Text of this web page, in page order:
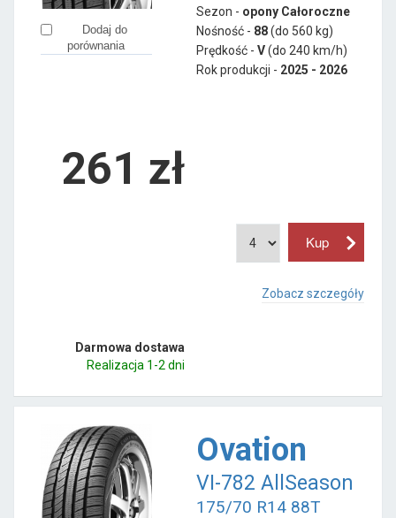
Dodaj do
porównania
Sezon - opony Całoroczne
Nośność - 88(do 560 kg)
Prędkość - V(do 240 km/h)
Rok produkcji - 2025 - 2026
261 zł
Zobacz szczegóły
Darmowa dostawa
Realizacja 1-2 dni
Ovation
VI-782 AllSeason
175/70 R14 88T